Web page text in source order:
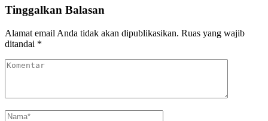
Tinggalkan Balasan
Alamat email Anda tidak akan dipublikasikan. Ruas yang wajib
ditandai *